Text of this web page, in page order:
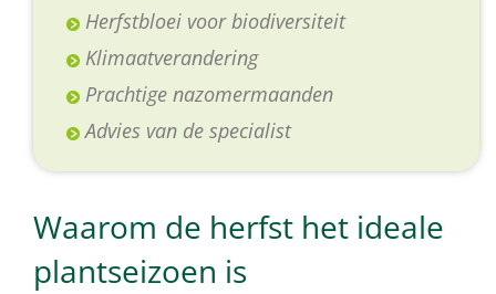
Waarom de herfst het ideale
plantseizoen is
Herfstbloei voor biodiversiteit
Klimaatverandering
Prachtige nazomermaanden
Advies van de specialist